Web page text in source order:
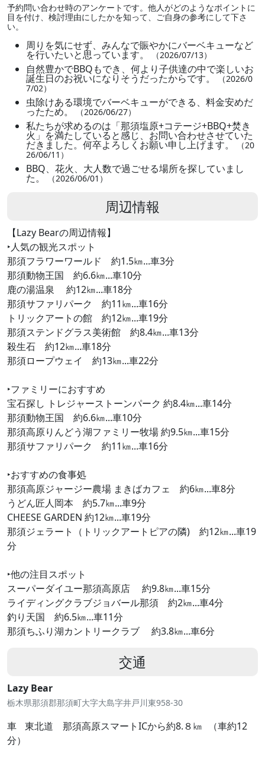
予約問い合わせ時のアンケートです。他人がどのようなポイントに
目を付け、検討理由にしたかを知って、ご自身の参考にして下さ
い。
周りを気にせず、みんなで賑やかにバーベキューなど
を行いたいと思っています。 （2026/07/13）
自然豊かでBBQもでき、何より子供達の中で楽しいお
誕生日のお祝いになりそうだったからです。
（2026/0
7/02）
虫除けある環境でバーベキューができる、料金安めだ
ったため。 （2026/06/27）
私たちが求めるのは「那須塩原+コテージ+BBQ+焚き
火」を満たしていると感じ、お問い合わせさせていた
だきました。何卒よろしくお願い申し上げます。
（20
26/06/11）
BBQ、花火、大人数で過ごせる場所を探していまし
た。 （2026/06/01）
周辺情報
【Lazy Bearの周辺情報】
‣人気の観光スポット
那須フラワーワールド 約1.5㎞...車3分
那須動物王国 約6.6㎞...車10分
鹿の湯温泉 約12㎞...車18分
那須サファリパーク 約11㎞...車16分
トリックアートの館 約12㎞...車19分
那須ステンドグラス美術館 約8.4㎞...車13分
殺生石 約12㎞...車18分
那須ロープウェイ 約13㎞...車22分
‣ファミリーにおすすめ
宝石探し トレジャーストーンパーク 約8.4㎞...車14分
那須動物王国 約6.6㎞...車10分
那須高原りんどう湖ファミリー牧場 約9.5㎞...車15分
那須サファリパーク 約11㎞...車16分
‣おすすめの食事処
那須高原ジャージー農場 まきばカフェ 約6㎞...車8分
うどん匠人岡本 約5.7㎞...車9分
CHEESE GARDEN 約12㎞...車19分
那須ジェラート（トリックアートピアの隣) 約12㎞...車19
分
‣他の注目スポット
スーパーダイユー那須高原店 約9.8㎞...車15分
ライディングクラブジョバール那須 約2㎞...車4分
釣り天国 約6.5㎞...車11分
那須ちふり湖カントリークラブ 約3.8㎞...車6分
交通
Lazy Bear
栃木県那須郡那須町大字大島字井戸川東958-30
車 東北道 那須高原スマートICから約8.８㎞ （車約12
分）